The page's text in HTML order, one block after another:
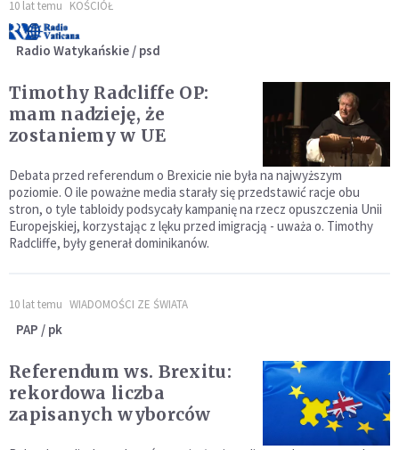
10 lat temu KOŚCIÓŁ
Radio Watykańskie / psd
Timothy Radcliffe OP:
mam nadzieję, że
zostaniemy w UE
Debata przed referendum o Brexicie nie była na najwyższym
poziomie. O ile poważne media starały się przedstawić racje obu
stron, o tyle tabloidy podsycały kampanię na rzecz opuszczenia Unii
Europejskiej, korzystając z lęku przed imigracją - uważa o. Timothy
Radcliffe, były generał dominikanów.
10 lat temu WIADOMOŚCI ZE ŚWIATA
PAP / pk
Referendum ws. Brexitu:
rekordowa liczba
zapisanych wyborców